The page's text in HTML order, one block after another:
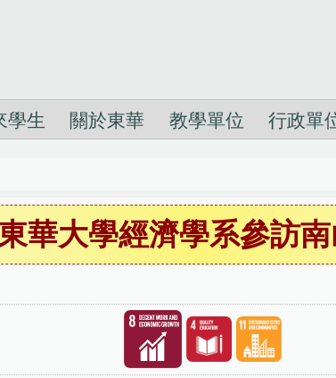
學生 關於東華 教學單位 行政單
華大學經濟學系參訪